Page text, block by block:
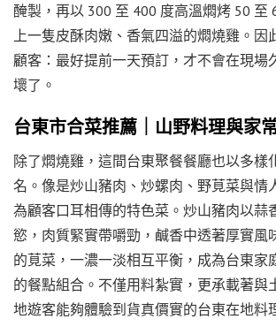
醃製，再以 300 至 400 度高溫燜烤 50 至
上一隻皮酥肉嫩、香氣四溢的燜燒雞。因
顧客：最好提前一天預訂，才不會在現場
壞了。
台東市合菜推薦｜山野料理與家
除了燜燒雞，這間台東聚餐餐廳也以多樣
名。像是炒山豬肉、炒螺肉、野莧菜與情
為顧客口耳相傳的特色菜。炒山豬肉以蒜
慾，肉質緊實帶嚼勁，鹹香中透著厚實風
的莧菜，一濃一淡相互平衡，成為台東家
的餐點組合。不僅用料紮實，更承載著與
地遊客能夠體驗到貨真價實的台東在地料